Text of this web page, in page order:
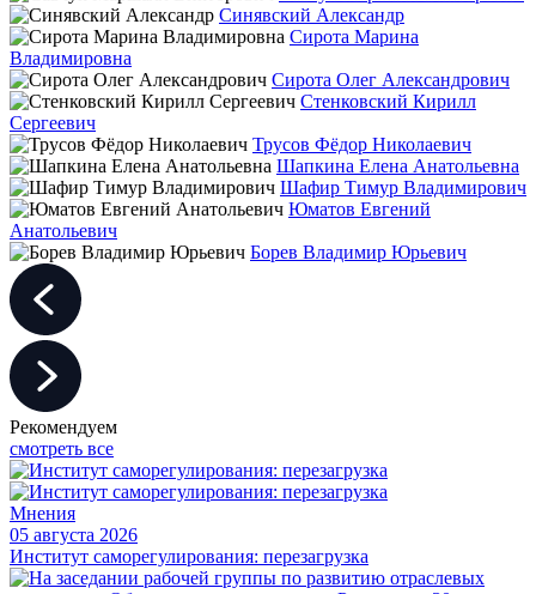
Синявский Александр
Сирота Марина
Владимировна
Сирота Олег Александрович
Стенковский Кирилл
Сергеевич
Трусов Фёдор Николаевич
Шапкина Елена Анатольевна
Шафир Тимур Владимирович
Юматов Евгений
Анатольевич
Борев Владимир Юрьевич
Рекомендуем
смотреть все
Мнения
05 августа 2026
Институт саморегулирования: перезагрузка